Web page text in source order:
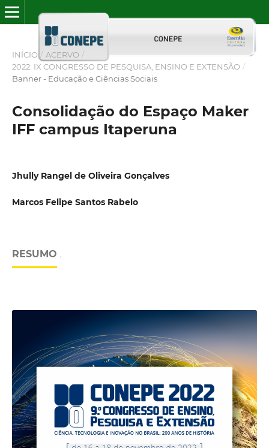
INÍCIO / ACERVO /
2022: IX CONGRESSO DE PESQUISA, ENSINO E EXTENSÃO /
Banner - Educação e Ciências Sociais
Consolidação do Espaço Maker
IFF campus Itaperuna
Jhully Rangel de Oliveira Gonçalves
Marcos Felipe Santos Rabelo
RESUMO .